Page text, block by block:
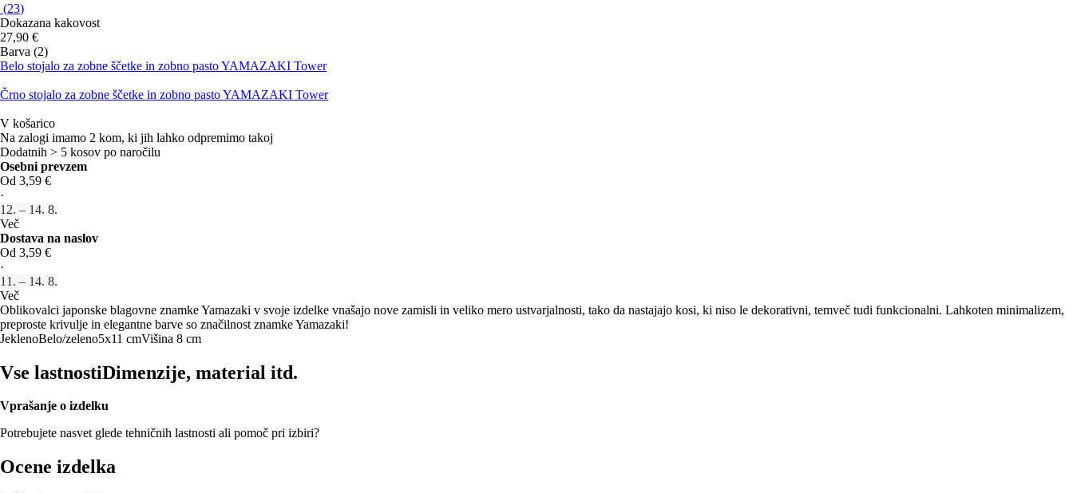
(23)
Dokazana kakovost
27,90 €
Barva (2)
Belo stojalo za zobne ščetke in zobno pasto YAMAZAKI Tower
Črno stojalo za zobne ščetke in zobno pasto YAMAZAKI Tower
V košarico
Na zalogi imamo 2 kom, ki jih lahko odpremimo takoj
Dodatnih > 5 kosov po naročilu
Osebni prevzem
Od 3,59 €
·
12. – 14. 8.
Več
Dostava na naslov
Od 3,59 €
·
11. – 14. 8.
Več
Oblikovalci japonske blagovne znamke Yamazaki v svoje izdelke vnašajo nove zamisli in veliko mero ustvarjalnosti, tako da nastajajo kosi, ki niso le dekorativni, temveč tudi funkcionalni. Lahkoten minimalizem,
preproste krivulje in elegantne barve so značilnost znamke Yamazaki!
JeklenoBelo/zeleno5x11 cmVišina 8 cm
Vse lastnostiDimenzije, material itd.
Vprašanje o izdelku
Potrebujete nasvet glede tehničnih lastnosti ali pomoč pri izbiri?
Ocene izdelka